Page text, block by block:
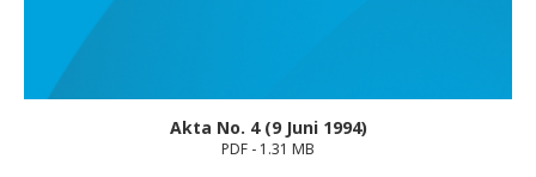
Akta No. 4 (9 Juni 1994)
PDF - 1.31 MB